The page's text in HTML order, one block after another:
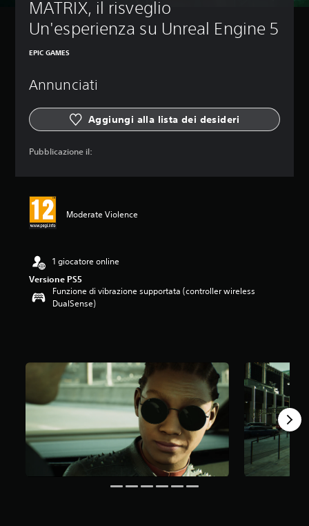
MATRIX, il risveglio
Un'esperienza su Unreal Engine 5
EPIC GAMES
Annunciati
Aggiungi alla lista dei desideri
Pubblicazione il:
Moderate Violence
1 giocatore online
Versione PS5
Funzione di vibrazione supportata (controller wireless
DualSense)